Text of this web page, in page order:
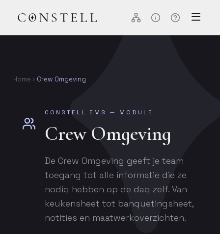
Home Crew Omgeving
CONSTELL EMS — MODULE
Crew Omgeving
De Crew Omgeving geeft je team
toegang tot alle informatie die ze
nodig hebben op de dag zelf. Van
keukensheet tot banquetingsheet,
notities en maatwerkoverzichten.